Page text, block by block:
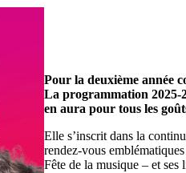
Pour la deuxième année
La programmation 2025-
en aura pour tous les
Elle s’inscrit dans la
rendez-vous
Fête de la musique – et